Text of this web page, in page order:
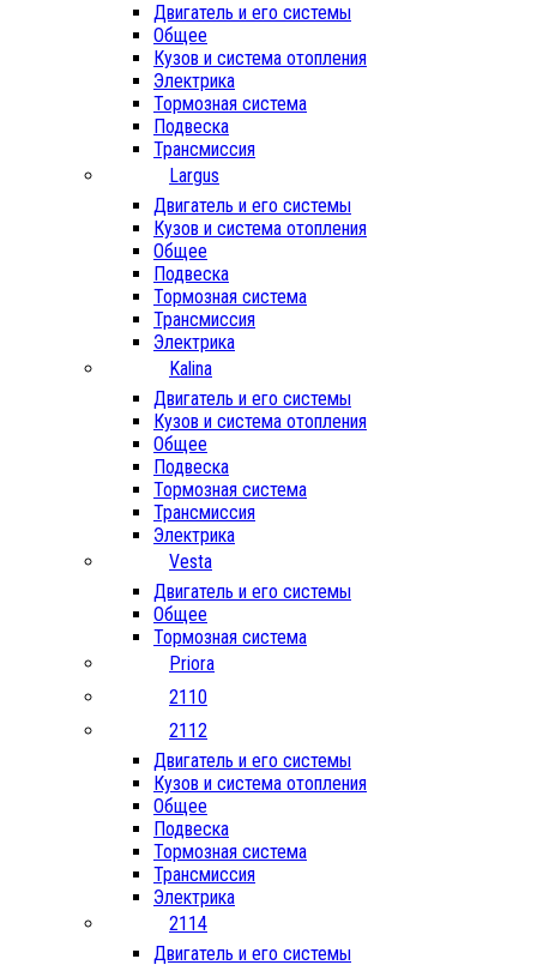
Двигатель и его системы
Общее
Кузов и система отопления
Электрика
Тормозная система
Подвеска
Трансмиссия
Largus
Двигатель и его системы
Кузов и система отопления
Общее
Подвеска
Тормозная система
Трансмиссия
Электрика
Kalina
Двигатель и его системы
Кузов и система отопления
Общее
Подвеска
Тормозная система
Трансмиссия
Электрика
Vesta
Двигатель и его системы
Общее
Тормозная система
Priora
2110
2112
Двигатель и его системы
Кузов и система отопления
Общее
Подвеска
Тормозная система
Трансмиссия
Электрика
2114
Двигатель и его системы